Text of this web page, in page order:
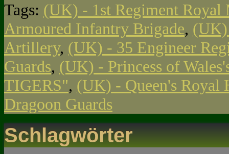
Tags: (UK) - 1st Regiment
Armoured Infantry Brigade, (UK)
Artillery, (UK) - 35 Engineer
Guards, (UK) - Princess of
TIGERS", (UK) - Queen's Royal
Dragoon Guards
Schlagwörter